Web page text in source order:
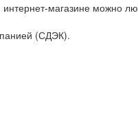
магазине можно
(СДЭК).